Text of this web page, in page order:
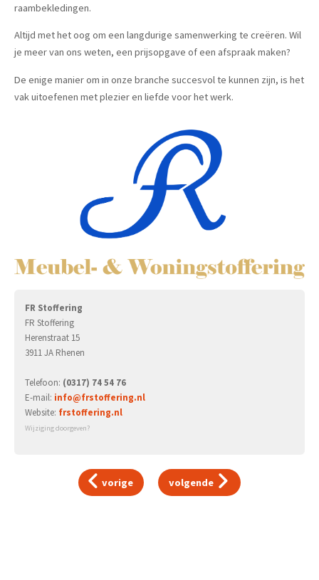
raambekledingen.
Altijd met het oog om een langdurige samenwerking te creëren. Wil
je meer van ons weten, een prijsopgave of een afspraak maken?
De enige manier om in onze branche succesvol te kunnen zijn, is het
vak uitoefenen met plezier en liefde voor het werk.
FR Stoffering
FR Stoffering
Herenstraat 15
3911 JA Rhenen
Telefoon: (0317) 74 54 76
E-mail: info@frstoffering.nl
Website: frstoffering.nl
Wijziging doorgeven?
vorige volgende